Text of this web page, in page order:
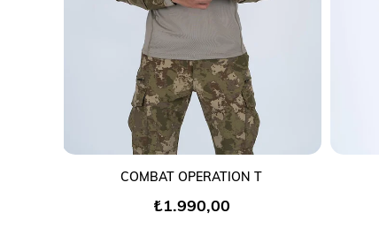
SEPETE EKLE
COMBAT OPERATION T
₺1.990,00